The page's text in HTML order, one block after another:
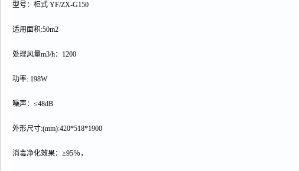
型号：柜式 YF/ZX-G150
适用面积:50m2
处理风量m3/h： 1200
功率: 198W
噪声： ≤48dB
外形尺寸:(mm):420*518*1900
消毒净化效果： ≥95％，